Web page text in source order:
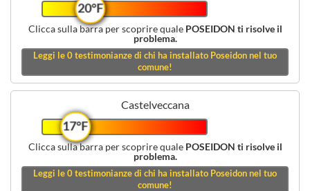
20°F
Clicca sulla barra per scoprire quale POSEIDON ti risolve il
problema.
Leggi le0testimonianze di chi ha installato Poseidon nel tuo
comune!
Castelveccana
17°F
Clicca sulla barra per scoprire quale POSEIDON ti risolve il
problema.
Leggi le0testimonianze di chi ha installato Poseidon nel tuo
comune!